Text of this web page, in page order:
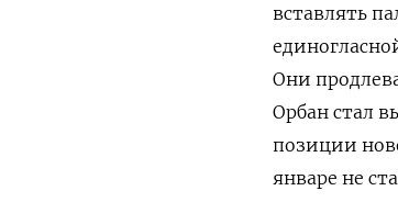
вставлять
Они
Орбан стал
позиции
январе не